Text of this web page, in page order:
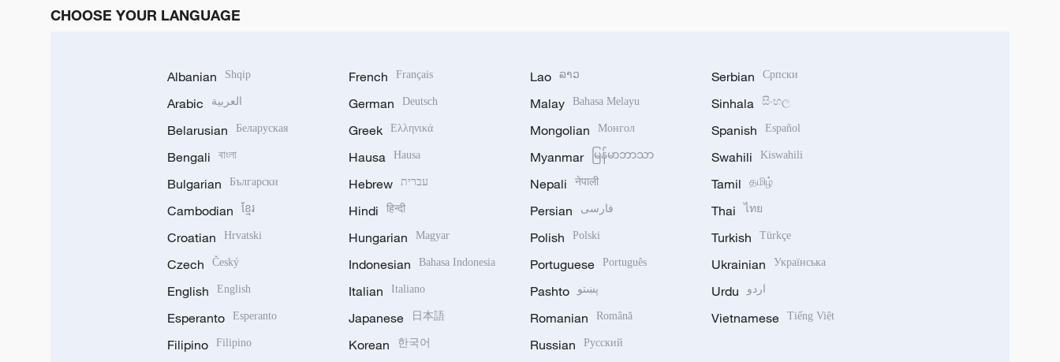
CHOOSE YOUR LANGUAGE
Albanian Shqip
Arabic العربية
Belarusian Беларуская
Bengali বাংলা
Bulgarian Български
Cambodian ខ្មែរ
Croatian Hrvatski
Czech Český
English English
Esperanto Esperanto
Filipino Filipino
French Français
German Deutsch
Greek Ελληνικά
Hausa Hausa
Hebrew עברית
Hindi हिन्दी
Hungarian Magyar
Indonesian Bahasa Indonesia
Italian Italiano
Japanese 日本語
Korean 한국어
Lao ລາວ
Malay Bahasa Melayu
Mongolian Монгол
Myanmar မြန်မာဘာသာ
Nepali नेपाली
Persian فارسی
Polish Polski
Portuguese Português
Pashto پښتو
Romanian Română
Russian Русский
Serbian Српски
Sinhala සිංහල
Spanish Español
Swahili Kiswahili
Tamil தமிழ்
Thai ไทย
Turkish Türkçe
Ukrainian Українська
Urdu اردو
Vietnamese Tiếng Việt